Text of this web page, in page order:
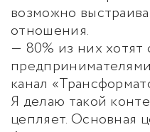
возможно
отношения.
— 80% из них хотят
канал
Я делаю такой
цепляет. Основная